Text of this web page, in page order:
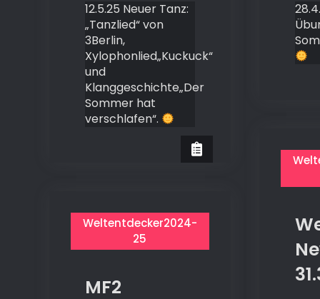
12.5.25 Neuer Tanz:
„Tanzlied“ von
3Berlin,
Xylophonlied„Kuckuck“
und
Klanggeschichte„Der
Sommer hat
verschlafen“.
Weltentdecker2024-
25
MF2